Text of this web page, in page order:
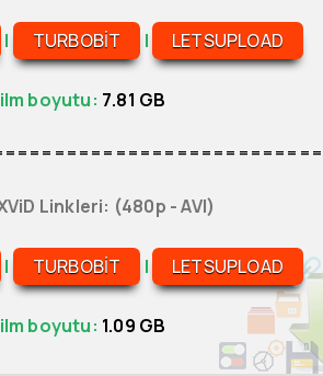
| TURBOBIT | LETSUPLOAD
boyutu: 7.81 GB
Linkleri: (480p - AVI)
| TURBOBIT | LETSUPLOAD
boyutu: 1.09 GB